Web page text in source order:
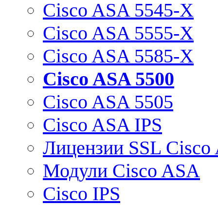
Cisco ASA 5545-X
Cisco ASA 5555-X
Cisco ASA 5585-X
Cisco ASA 5500
Cisco ASA 5505
Cisco ASA IPS
Лицензии SSL Cisco
Модули Cisco ASA
Cisco IPS